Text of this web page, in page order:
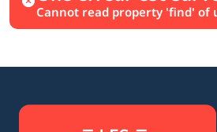
Cannot read property 'find' of